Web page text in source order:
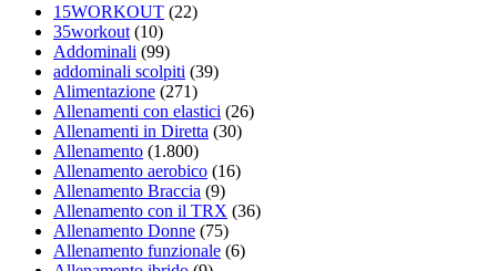
15WORKOUT (22)
35workout (10)
Addominali (99)
addominali scolpiti (39)
Alimentazione (271)
Allenamenti con elastici (26)
Allenamenti in Diretta (30)
Allenamento (1.800)
Allenamento aerobico (16)
Allenamento Braccia (9)
Allenamento con il TRX (36)
Allenamento Donne (75)
Allenamento funzionale (6)